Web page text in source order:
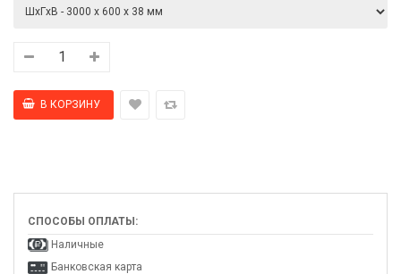
СПОСОБЫ ОПЛАТЫ:
Наличные
Банковская карта